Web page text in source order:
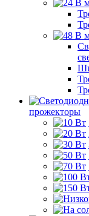
прожекторы